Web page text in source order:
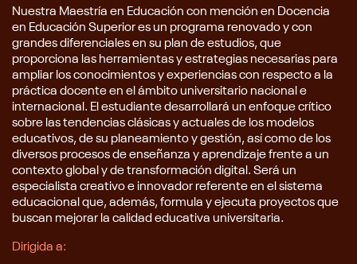
Nuestra Maestría en Educación con mención en Docencia
en Educación Superior es un programa renovado y con
grandes diferenciales en su plan de estudios, que
proporciona las herramientas y estrategias necesarias para
ampliar los conocimientos y experiencias con respecto a la
práctica docente en el ámbito universitario nacional e
internacional. El estudiante desarrollará un enfoque crítico
sobre las tendencias clásicas y actuales de los modelos
educativos, de su planeamiento y gestión, así como de los
diversos procesos de enseñanza y aprendizaje frente a un
contexto global y de transformación digital. Será un
especialista creativo e innovador referente en el sistema
educacional que, además, formula y ejecuta proyectos que
buscan mejorar la calidad educativa universitaria.
Dirigida a: